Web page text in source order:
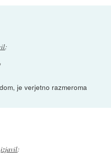
:
je verjetno razmeroma
izjavil: